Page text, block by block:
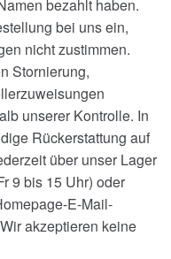
bezahlt haben.
bei uns ein,
nicht zustimmen.
Stornierung,
unserer Kontrolle. In
Rückerstattung auf
über unser Lager
9 bis 15 Uhr) oder
E-Mail-
akzeptieren keine